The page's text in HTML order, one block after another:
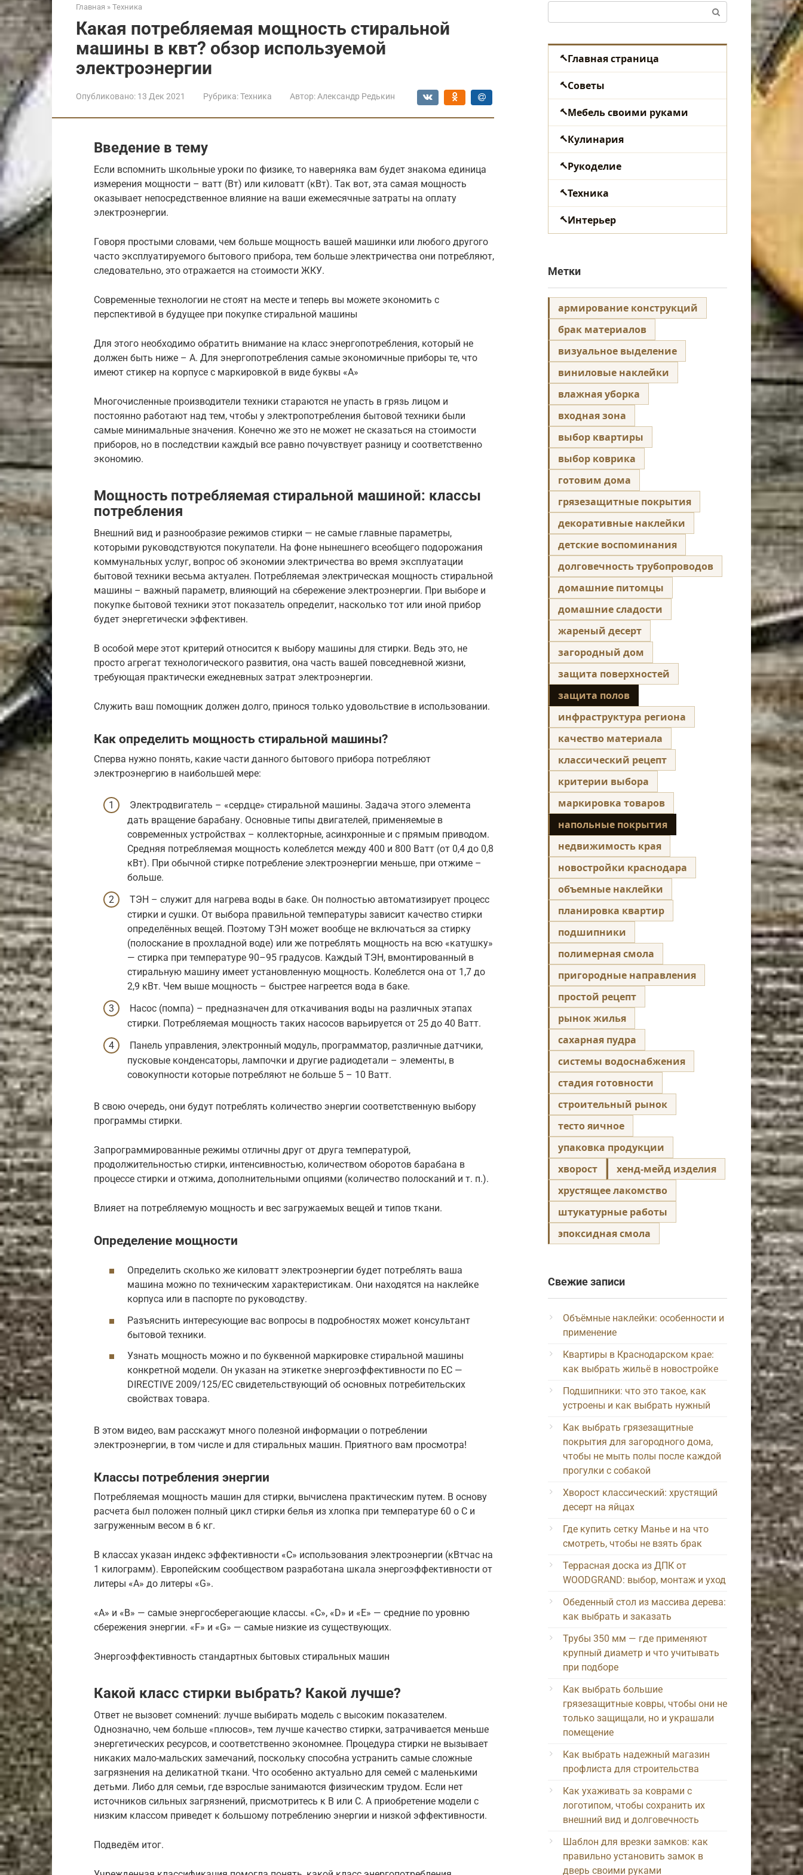
Главная » Техника
Какая потребляемая мощность стиральной
машины в квт? обзор используемой
электроэнергии
Опубликовано: 13 Дек 2021 Рубрика:Техника Автор: Александр Редькин
Введение в тему
Если вспомнить школьные уроки по физике, то наверняка вам будет знакома единица
измерения мощности – ватт (Вт) или киловатт (кВт). Так вот, эта самая мощность
оказывает непосредственное влияние на ваши ежемесячные затраты на оплату
электроэнергии.
Говоря простыми словами, чем больше мощность вашей машинки или любого другого
часто эксплуатируемого бытового прибора, тем больше электричества они потребляют,
следовательно, это отражается на стоимости ЖКУ.
Современные технологии не стоят на месте и теперь вы можете экономить с
перспективой в будущее при покупке стиральной машины
Для этого необходимо обратить внимание на класс энергопотребления, который не
должен быть ниже – А. Для энергопотребления самые экономичные приборы те, что
имеют стикер на корпусе с маркировкой в виде буквы «А»
Многочисленные производители техники стараются не упасть в грязь лицом и
постоянно работают над тем, чтобы у электропотребления бытовой техники были
самые минимальные значения. Конечно же это не может не сказаться на стоимости
приборов, но в последствии каждый все равно почувствует разницу и соответственно
экономию.
Мощность потребляемая стиральной машиной: классы
потребления
Внешний вид и разнообразие режимов стирки — не самые главные параметры,
которыми руководствуются покупатели. На фоне нынешнего всеобщего подорожания
коммунальных услуг, вопрос об экономии электричества во время эксплуатации
бытовой техники весьма актуален. Потребляемая электрическая мощность стиральной
машины – важный параметр, влияющий на сбережение электроэнергии. При выборе и
покупке бытовой техники этот показатель определит, насколько тот или иной прибор
будет энергетически эффективен.
В особой мере этот критерий относится к выбору машины для стирки. Ведь это, не
просто агрегат технологического развития, она часть вашей повседневной жизни,
требующая практически ежедневных затрат электроэнергии.
Служить ваш помощник должен долго, принося только удовольствие в использовании.
Как определить мощность стиральной машины?
Сперва нужно понять, какие части данного бытового прибора потребляют
электроэнергию в наибольшей мере:
Электродвигатель – «сердце» стиральной машины. Задача этого элемента
дать вращение барабану. Основные типы двигателей, применяемые в
современных устройствах – коллекторные, асинхронные и с прямым приводом.
Средняя потребляемая мощность колеблется между 400 и 800 Ватт (от 0,4 до 0,8
кВт). При обычной стирке потребление электроэнергии меньше, при отжиме –
больше.
ТЭН – служит для нагрева воды в баке. Он полностью автоматизирует процесс
стирки и сушки. От выбора правильной температуры зависит качество стирки
определённых вещей. Поэтому ТЭН может вообще не включаться за стирку
(полоскание в прохладной воде) или же потреблять мощность на всю «катушку»
— стирка при температуре 90–95 градусов. Каждый ТЭН, вмонтированный в
стиральную машину имеет установленную мощность. Колеблется она от 1,7 до
2,9 кВт. Чем выше мощность – быстрее нагреется вода в баке.
Насос (помпа) – предназначен для откачивания воды на различных этапах
стирки. Потребляемая мощность таких насосов варьируется от 25 до 40 Ватт.
Панель управления, электронный модуль, программатор, различные датчики,
пусковые конденсаторы, лампочки и другие радиодетали – элементы, в
совокупности которые потребляют не больше 5 – 10 Ватт.
В свою очередь, они будут потреблять количество энергии соответственную выбору
программы стирки.
Запрограммированные режимы отличны друг от друга температурой,
продолжительностью стирки, интенсивностью, количеством оборотов барабана в
процессе стирки и отжима, дополнительными опциями (количество полосканий и т. п.).
Влияет на потребляемую мощность и вес загружаемых вещей и типов ткани.
Определение мощности
Определить сколько же киловатт электроэнергии будет потреблять ваша
машина можно по техническим характеристикам. Они находятся на наклейке
корпуса или в паспорте по руководству.
Разъяснить интересующие вас вопросы в подробностях может консультант
бытовой техники.
Узнать мощность можно и по буквенной маркировке стиральной машины
конкретной модели. Он указан на этикетке энергоэффективности по ЕС —
DIRECTIVE 2009/125/EC свидетельствующий об основных потребительских
свойствах товара.
В этом видео, вам расскажут много полезной информации о потреблении
электроэнергии, в том числе и для стиральных машин. Приятного вам просмотра!
Классы потребления энергии
Потребляемая мощность машин для стирки, вычислена практическим путем. В основу
расчета был положен полный цикл стирки белья из хлопка при температуре 60 о С и
загруженным весом в 6 кг.
В классах указан индекс эффективности «С» использования электроэнергии (кВтчас на
1 килограмм). Европейским сообществом разработана шкала энергоэффективности от
литеры «A» до литеры «G».
«A» и «B» — самые энергосберегающие классы. «C», «D» и «E» — средние по уровню
сбережения энергии. «F» и «G» — самые низкие из существующих.
Энергоэффективность стандартных бытовых стиральных машин
Какой класс стирки выбрать? Какой лучше?
Ответ не вызовет сомнений: лучше выбирать модель с высоким показателем.
Однозначно, чем больше «плюсов», тем лучше качество стирки, затрачивается меньше
энергетических ресурсов, и соответственно экономнее. Процедура стирки не вызывает
никаких мало-мальских замечаний, поскольку способна устранить самые сложные
загрязнения на деликатной ткани. Что особенно актуально для семей с маленькими
детьми. Либо для семьи, где взрослые занимаются физическим трудом. Если нет
источников сильных загрязнений, присмотритесь к B или C. А приобретение модели с
низким классом приведет к большому потреблению энергии и низкой эффективности.
Подведём итог.
Главная страница
Советы
Мебель своими руками
Кулинария
Рукоделие
Техника
Интерьер
Метки
армирование конструкций
брак материалов
визуальное выделение
виниловые наклейки
влажная уборка
входная зона
выбор квартиры
выбор коврика
готовим дома
грязезащитные покрытия
декоративные наклейки
детские воспоминания
долговечность трубопроводов
домашние питомцы
домашние сладости
жареный десерт
загородный дом
защита поверхностей
защита полов
инфраструктура региона
качество материала
классический рецепт
критерии выбора
маркировка товаров
напольные покрытия
недвижимость края
новостройки краснодара
объемные наклейки
планировка квартир
подшипники
полимерная смола
пригородные направления
простой рецепт
рынок жилья
сахарная пудра
системы водоснабжения
стадия готовности
строительный рынок
тесто яичное
упаковка продукции
хворост
хенд-мейд изделия
хрустящее лакомство
штукатурные работы
эпоксидная смола
Свежие записи
Объёмные наклейки: особенности и
применение
Квартиры в Краснодарском крае:
как выбрать жильё в новостройке
Подшипники: что это такое, как
устроены и как выбрать нужный
Как выбрать грязезащитные
покрытия для загородного дома,
чтобы не мыть полы после каждой
прогулки с собакой
Хворост классический: хрустящий
десерт на яйцах
Где купить сетку Манье и на что
смотреть, чтобы не взять брак
Террасная доска из ДПК от
WOODGRAND: выбор, монтаж и уход
Обеденный стол из массива дерева:
как выбрать и заказать
Трубы 350 мм — где применяют
крупный диаметр и что учитывать
при подборе
Как выбрать большие
грязезащитные ковры, чтобы они не
только защищали, но и украшали
помещение
Как выбрать надежный магазин
профлиста для строительства
Как ухаживать за коврами с
логотипом, чтобы сохранить их
внешний вид и долговечность
Шаблон для врезки замков: как
правильно установить замок в
дверь своими руками